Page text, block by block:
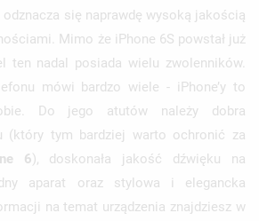
odznacza się naprawdę wysoką jakością
Mimo że iPhone 6S powstał już
ten nadal posiada wielu zwolenników.
mówi bardzo wiele - iPhone’y to
Do jego atutów należy dobra
(który tym bardziej warto ochronić za
6), doskonała jakość dźwięku na
aparat oraz stylowa i elegancka
na temat urządzenia znajdziesz w